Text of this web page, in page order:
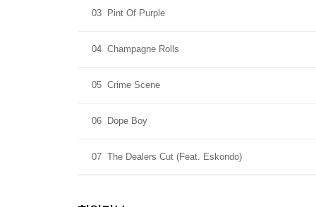
03 Pint Of Purple
04 Champagne Rolls
05 Crime Scene
06 Dope Boy
07 The Dealers Cut (Feat. Eskondo)